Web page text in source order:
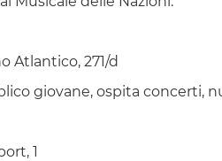
Atlantico, 271/d
giovane, ospita concerti,
1